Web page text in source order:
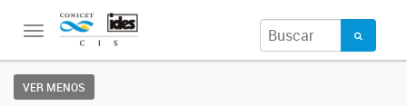
Toggle
VER MENOS